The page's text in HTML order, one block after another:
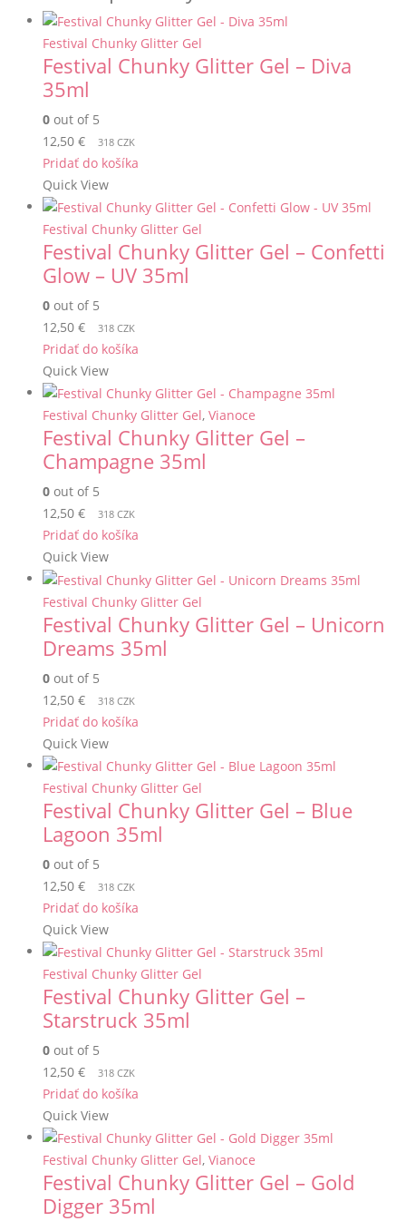
Festival Chunky Glitter Gel
Festival Chunky Glitter Gel – Diva
35ml
0 out of 5
12,50 € 318 CZK
Pridať do košíka
Quick View
Festival Chunky Glitter Gel
Festival Chunky Glitter Gel – Confetti
Glow – UV 35ml
0 out of 5
12,50 € 318 CZK
Pridať do košíka
Quick View
Festival Chunky Glitter Gel, Vianoce
Festival Chunky Glitter Gel –
Champagne 35ml
0 out of 5
12,50 € 318 CZK
Pridať do košíka
Quick View
Festival Chunky Glitter Gel
Festival Chunky Glitter Gel – Unicorn
Dreams 35ml
0 out of 5
12,50 € 318 CZK
Pridať do košíka
Quick View
Festival Chunky Glitter Gel
Festival Chunky Glitter Gel – Blue
Lagoon 35ml
0 out of 5
12,50 € 318 CZK
Pridať do košíka
Quick View
Festival Chunky Glitter Gel
Festival Chunky Glitter Gel –
Starstruck 35ml
0 out of 5
12,50 € 318 CZK
Pridať do košíka
Quick View
Festival Chunky Glitter Gel, Vianoce
Festival Chunky Glitter Gel – Gold
Digger 35ml